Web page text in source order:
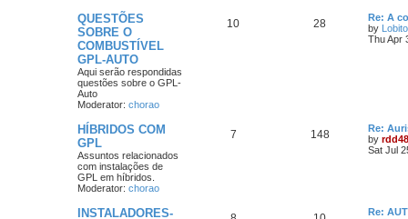
QUESTÕES
SOBRE O
COMBUSTÍVEL
GPL-AUTO
Aqui serão respondidas
questões sobre o GPL-
Auto
Moderator: chorao
10 28
Re: A
by Lobito
Thu Apr
HÍBRIDOS COM
GPL
Assuntos relacionados
com instalações de
GPL em híbridos.
Moderator: chorao
7 148
Re:
by
Sat Jul
INSTALADORES-
Re: